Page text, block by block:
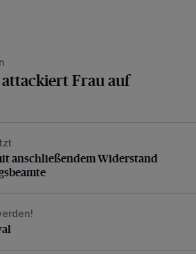
Frau auf
anschließendem Widerstand gegen
anschließendem Widerstand